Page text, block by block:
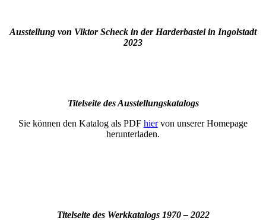
Ausstellung von Viktor Scheck in der Harderbastei in Ingolstadt
2023
Titelseite des Ausstellungskatalogs
Sie können den Katalog als PDF hiervon unserer Homepage
herunterladen.
Titelseite des Werkkatalogs 1970 – 2022